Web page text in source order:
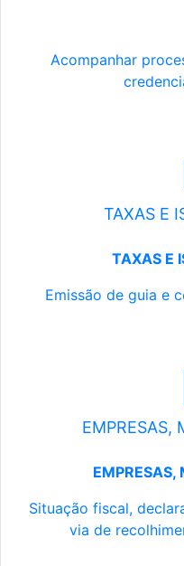
Acompanhar
TAXAS E
TAXAS E
Emissão de guia e
EMPRESAS,
EMPRESAS,
Situação fiscal,
via de